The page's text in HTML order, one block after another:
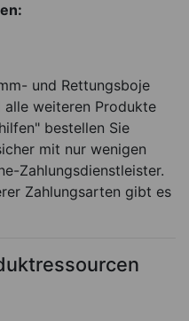
und Rettungsboje
alle weiteren Produkte
bestellen Sie
mit nur wenigen
Zahlungsdienstleister.
Zahlungsarten gibt es